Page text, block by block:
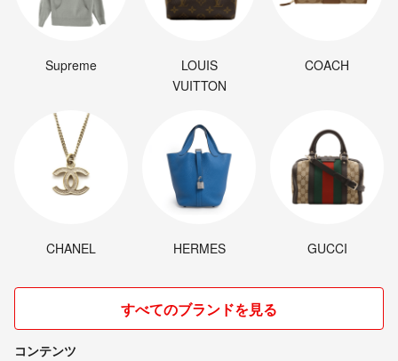
Supreme
LOUIS
VUITTON
COACH
CHANEL HERMES GUCCI
すべてのブランドを見る
コンテンツ